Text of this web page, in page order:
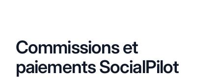
Commissions et
paiements SocialPilot